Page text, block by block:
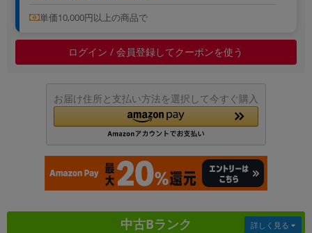
単価10,000円以上の商品で
ログイン / 会員登録してクーポンを使う
お届け住所と支払い方法を選択して今すぐ購入
中古Bランク 詳しく見る
価格
年 月 まで
各項目のチェックボックスは「or検索」となります。
ただし機能別のみ「and検索」となります。